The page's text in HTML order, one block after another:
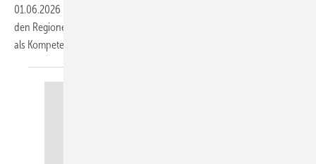
01.06.2026
den Regio­nen und stärkt die Wärme­pum­pen Aka­demie in Hechingen
als Kompe­tenz­zentrum.